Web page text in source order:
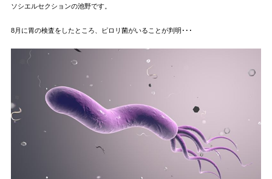
ソシエルセクションの池野です。
8月に胃の検査をしたところ、ピロリ菌がいることが判明･･･